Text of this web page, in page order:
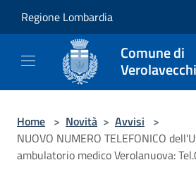
Regione Lombardia
Comune di
Home > Novità > Avvisi >
NUOVO NUMERO TELEFONICO
ambulatorio medico Verolanuova: